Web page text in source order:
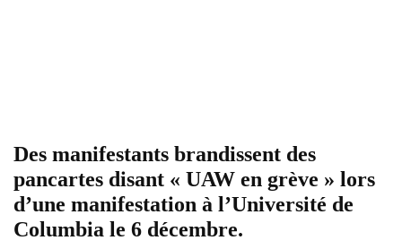
Des manifestants brandissent des
pancartes disant « UAW en grève » lors
d’une manifestation à l’Université de
Columbia le 6 décembre.